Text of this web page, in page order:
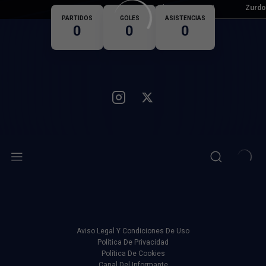
Pie dominante Zurdo
Nacionalidad
PARTIDOS
0
GOLES
0
ASISTENCIAS
0
Aviso Legal Y Condiciones De Uso
Política De Privacidad
Política De Cookies